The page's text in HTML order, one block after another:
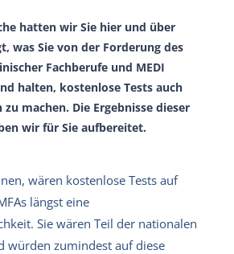
hatten wir Sie hier und über
was Sie von der Forderung des
Fachberufe und MEDI
halten, kostenlose Tests auch
zu machen. Die Ergebnisse dieser
wir für Sie aufbereitet.
wären kostenlose Tests auf
längst eine
Sie wären Teil der nationalen
würden zumindest auf diese